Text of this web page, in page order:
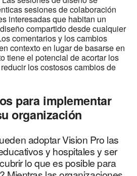
sesiones de colaboración
interesadas que habitan un
compartido desde cualquier
comentarios y los cambios
contexto en lugar de basarse en
tiene el potencial de acortar los
los costosos cambios de
para implementar
organización
adoptar Vision Pro las
y hospitales y ser
lo que es posible para